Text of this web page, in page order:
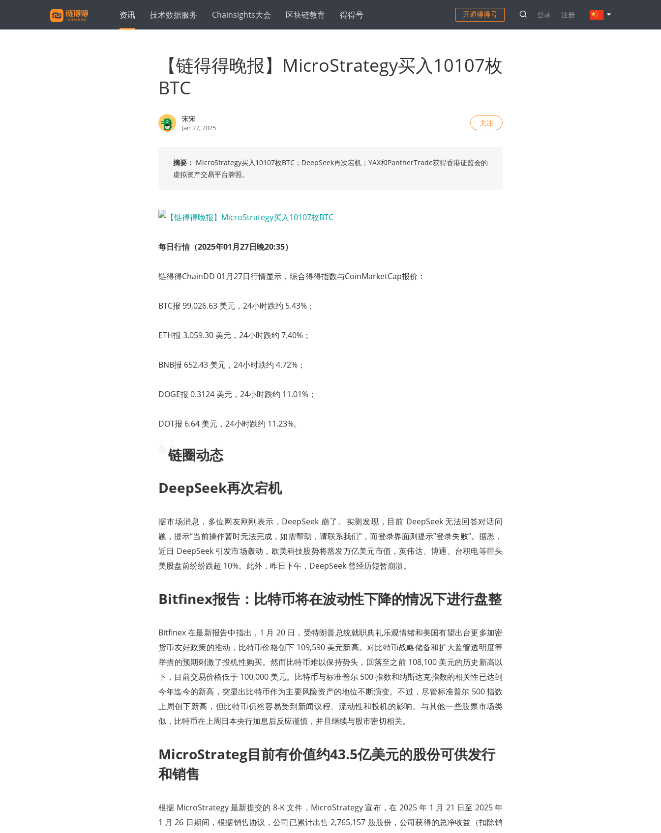
资讯 技术数据服务 Chainsights大会 区块链教育 得得号 开通得得号 登录 注册
【链得得晚报】MicroStrategy买入10107枚
BTC
宋宋
Jan 27, 2025
关注
摘要： MicroStrategy买入10107枚BTC；DeepSeek再次宕机；YAX和PantherTrade获得香港证监会的
虚拟资产交易平台牌照。
每日行情（2025年01月27日晚20:35）
链得得ChainDD 01月27日行情显示，综合得得指数与CoinMarketCap报价：
BTC报 99,026.63 美元，24小时跌约 5.43%；
ETH报 3,059.30 美元，24小时跌约 7.40%；
BNB报 652.43 美元，24小时跌约 4.72%；
DOGE报 0.3124 美元，24小时跌约 11.01%；
DOT报 6.64 美元，24小时跌约 11.23%。
链圈动态
DeepSeek再次宕机
据市场消息，多位网友刚刚表示，DeepSeek 崩了。实测发现，目前 DeepSeek 无法回答对话问
题，提示“当前操作暂时无法完成，如需帮助，请联系我们”，而登录界面则提示“登录失败”。据悉，
近日 DeepSeek 引发市场轰动，欧美科技股势将蒸发万亿美元市值，英伟达、博通、台积电等巨头
美股盘前纷纷跌超 10%。此外，昨日下午，DeepSeek 曾经历短暂崩溃。
Bitfinex报告：比特币将在波动性下降的情况下进行盘整
Bitfinex 在最新报告中指出，1 月 20 日，受特朗普总统就职典礼乐观情绪和美国有望出台更多加密
货币友好政策的推动，比特币价格创下 109,590 美元新高。对比特币战略储备和扩大监管透明度等
举措的预期刺激了投机性购买。然而比特币难以保持势头，回落至之前 108,100 美元的历史新高以
下，目前交易价格低于 100,000 美元。比特币与标准普尔 500 指数和纳斯达克指数的相关性已达到
今年迄今的新高，突显出比特币作为主要风险资产的地位不断演变。不过，尽管标准普尔 500 指数
上周创下新高，但比特币仍然容易受到新闻议程、流动性和投机的影响。与其他一些股票市场类
似，比特币在上周日本央行加息后反应谨慎，并且继续与股市密切相关。
MicroStrateg目前有价值约43.5亿美元的股份可供发行
和销售
根据 MicroStrategy 最新提交的 8-K 文件，MicroStrategy 宣布，在 2025 年 1 月 21 日至 2025 年
1 月 26 日期间，根据销售协议，公司已累计出售 2,765,157 股股份，公司获得的总净收益（扣除销